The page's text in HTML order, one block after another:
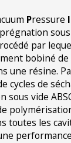
Pressure I
par
bobiné de
une résine.
cycles de
sous vide
toutes les